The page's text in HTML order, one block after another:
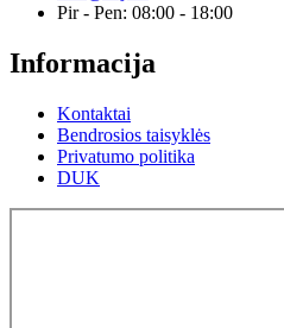
Pir - Pen: 08:00 - 18:00
Informacija
Kontaktai
Bendrosios taisyklės
Privatumo politika
DUK